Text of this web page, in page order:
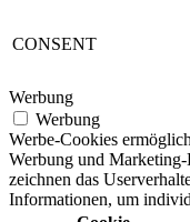
CONSENT
Werbung
Werbung
Werbe-Cookies
Werbung und
zeichnen das
Informationen, um